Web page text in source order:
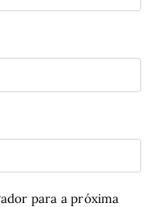
para a próxima